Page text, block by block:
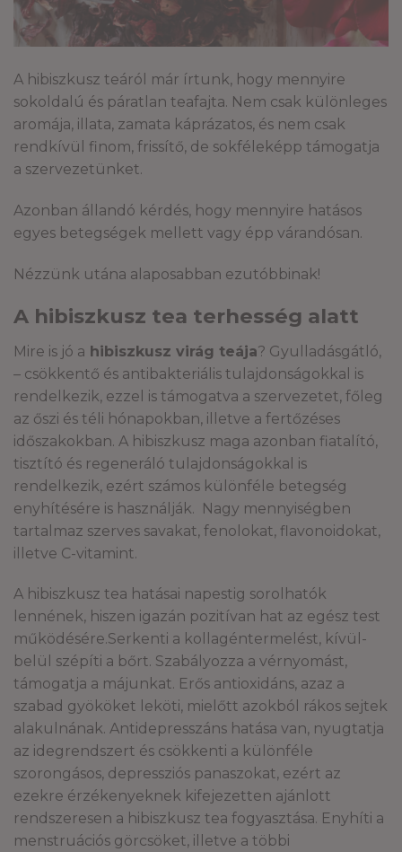
A hibiszkusz teáról már írtunk, hogy mennyire
sokoldalú és páratlan teafajta. Nem csak különleges
aromája, illata, zamata káprázatos, és nem csak
rendkívül finom, frissítő, de sokféleképp támogatja
a szervezetünket.
Azonban állandó kérdés, hogy mennyire hatásos
egyes betegségek mellett vagy épp várandósan.
Nézzünk utána alaposabban ezutóbbinak!
A hibiszkusz tea terhesség alatt
Mire is jó a hibiszkusz virág teája? Gyulladásgátló,
– csökkentő és antibakteriális tulajdonságokkal is
rendelkezik, ezzel is támogatva a szervezetet, főleg
az őszi és téli hónapokban, illetve a fertőzéses
időszakokban. A hibiszkusz maga azonban fiatalító,
tisztító és regeneráló tulajdonságokkal is
rendelkezik, ezért számos különféle betegség
enyhítésére is használják. Nagy mennyiségben
tartalmaz szerves savakat, fenolokat, flavonoidokat,
illetve C-vitamint.
A hibiszkusz tea hatásai napestig sorolhatók
lennének, hiszen igazán pozitívan hat az egész test
működésére.Serkenti a kollagéntermelést, kívül-
belül szépíti a bőrt. Szabályozza a vérnyomást,
támogatja a májunkat. Erős antioxidáns, azaz a
szabad gyököket leköti, mielőtt azokból rákos sejtek
alakulnának. Antidepresszáns hatása van, nyugtatja
az idegrendszert és csökkenti a különféle
szorongásos, depressziós panaszokat, ezért az
ezekre érzékenyeknek kifejezetten ajánlott
rendszeresen a hibiszkusz tea fogyasztása. Enyhíti a
menstruációs görcsöket, illetve a többi